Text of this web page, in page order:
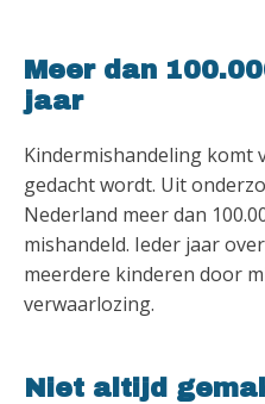
Meer dan
jaar
Kindermishandeling komt
gedacht wordt. Uit
Nederland meer dan
mishandeld. Ieder jaar
meerdere kinderen door
verwaarlozing.
Niet altijd